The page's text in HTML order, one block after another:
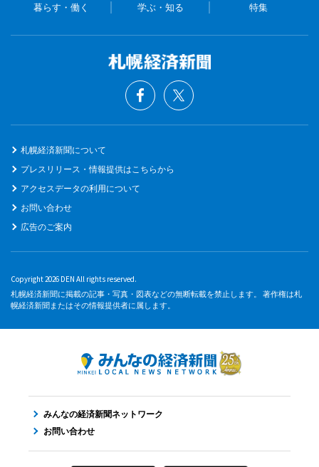
暮らす・働く 学ぶ・知る 特集
札幌経済新聞について
プレスリリース・情報提供はこちらから
アクセスデータの利用について
お問い合わせ
広告のご案内
Copyright 2026 DEN All rights reserved.
札幌経済新聞に掲載の記事・写真・図表などの無断転載を禁止します。 著作権は札
幌経済新聞またはその情報提供者に属します。
みんなの経済新聞ネットワーク
お問い合わせ